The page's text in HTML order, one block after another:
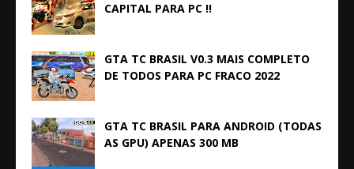
CAPITAL PARA PC !!
GTA TC BRASIL V0.3 MAIS COMPLETO
DE TODOS PARA PC FRACO 2022
GTA TC BRASIL PARA ANDROID (TODAS
AS GPU) APENAS 300 MB